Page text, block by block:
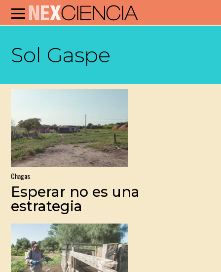
Sol Gaspe
Chagas
Esperar no es una
estrategia